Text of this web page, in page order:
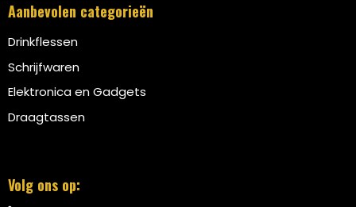
Aanbevolen categorieën
Drinkflessen
Schrijfwaren
Elektronica en Gadgets
Draagtassen
Volg ons op: